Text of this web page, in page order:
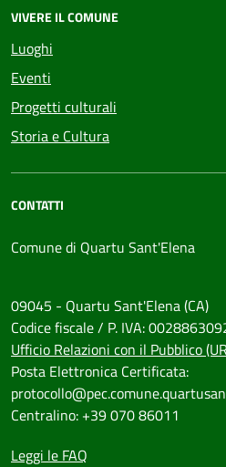
VIVERE IL COMUNE
Luoghi
Eventi
Progetti culturali
Storia e Cultura
CONTATTI
Comune di Quartu Sant'Elena
09045 - Quartu Sant'Elena (CA)
Codice fiscale / P. IVA:
Ufficio Relazioni con il Pubblico
Posta Elettronica Certificata:
Centralino: +39 070 86011
Leggi le FAQ